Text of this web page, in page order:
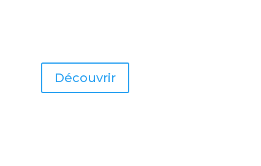
Découvrir